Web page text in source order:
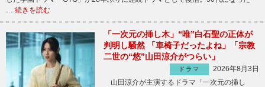
… 続きを読む
「一次元の挿し木」“唯”白石聖の正体が
判明し騒然 「車椅子だったよね」「宗教
二世の“悠”山田涼介がつらい」
ドラマ
2026年8月3日
山田涼介が主演するドラマ「一次元の挿し